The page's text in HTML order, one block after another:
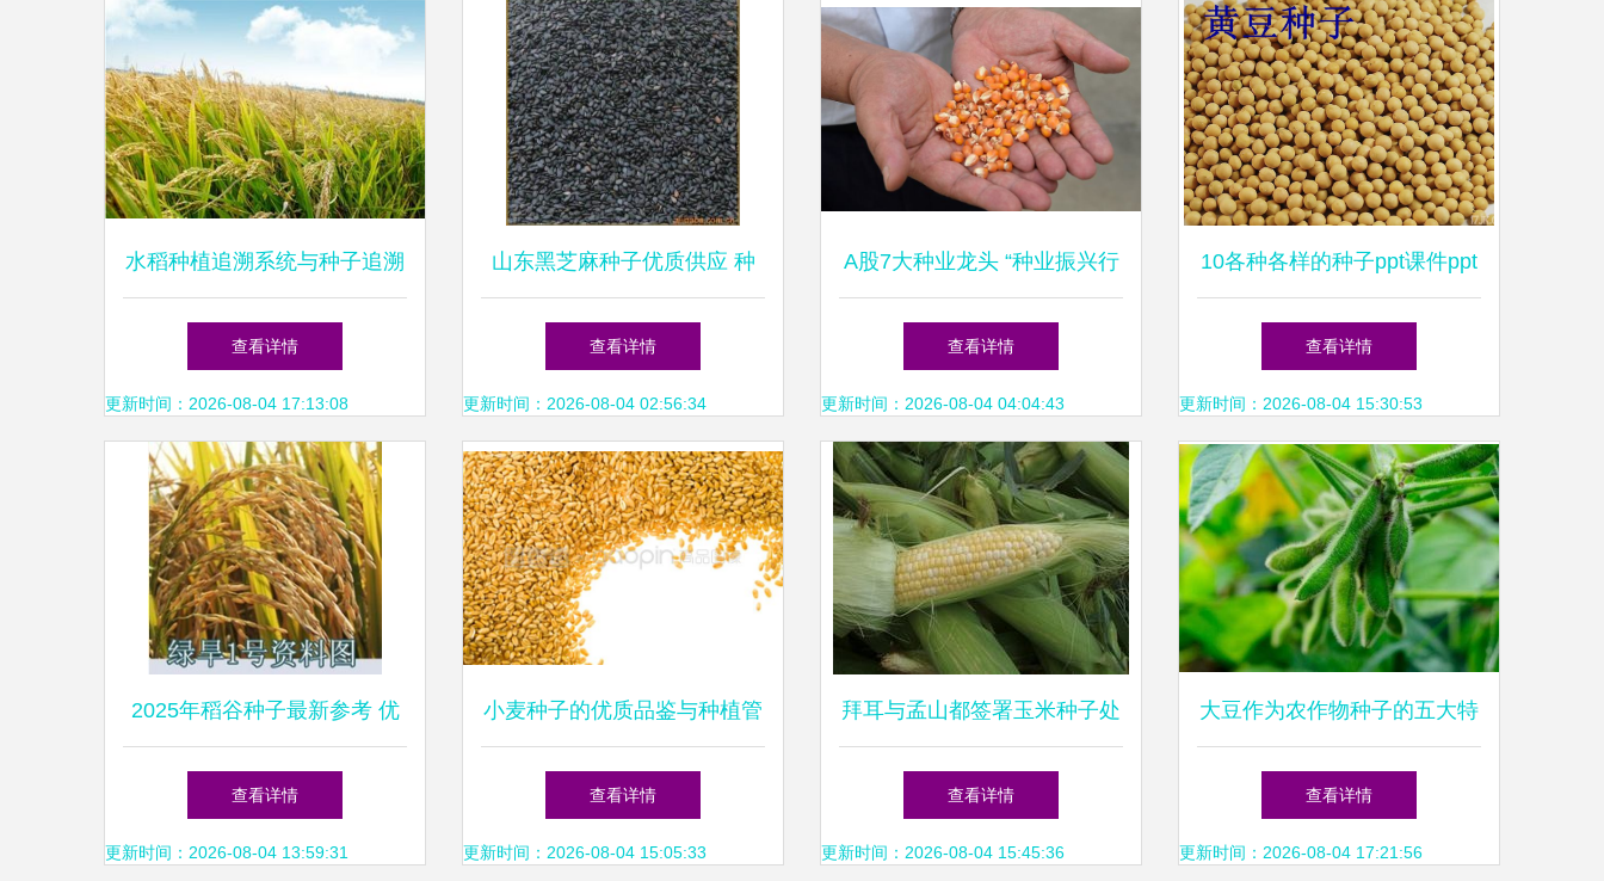
水稻种植追溯系统与种子追溯
系统的功能解析
查看详情
更新时间：2026-08-04 17:13:08
山东黑芝麻种子优质供应 种
植要点与厂家推荐
查看详情
更新时间：2026-08-04 02:56:34
A股7大种业龙头 “种业振兴行
动方案”助力农业“芯”发展
查看详情
更新时间：2026-08-04 04:04:43
10各种各样的种子ppt课件ppt
查看详情
更新时间：2026-08-04 15:30:53
2025年稻谷种子最新参考 优
质品种与选购指南
查看详情
更新时间：2026-08-04 13:59:31
小麦种子的优质品鉴与种植管
理指南
查看详情
更新时间：2026-08-04 15:05:33
拜耳与孟山都签署玉米种子处
理剂协议 农化行业合作新模
式
查看详情
更新时间：2026-08-04 15:45:36
大豆作为农作物种子的五大特
征分析
查看详情
更新时间：2026-08-04 17:21:56